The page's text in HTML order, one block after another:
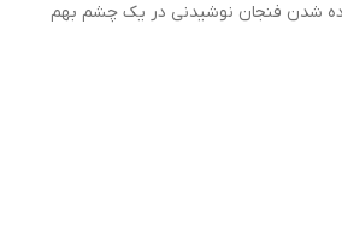
شدن فنجان نوشیدنی در یک چشم بهم